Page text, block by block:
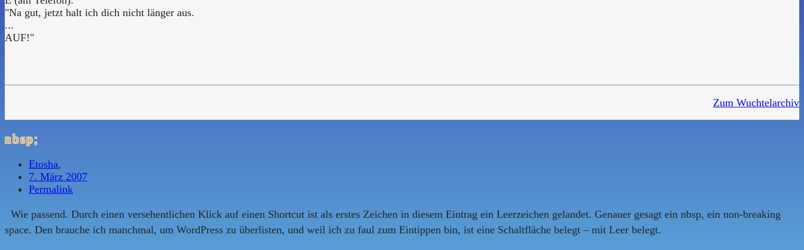
"Na gut, jetzt halt ich dich nicht länger aus.
...
AUF!"
Zum Wuchtelarchiv
nbsp;
Etosha,
7. März 2007
Permalink
Wie passend. Durch einen versehentlichen Klick auf einen Shortcut ist als erstes Zeichen in diesem Eintrag ein Leerzeichen gelandet. Genauer gesagt ein nbsp, ein non-breaking
space. Den brauche ich manchmal, um WordPress zu überlisten, und weil ich zu faul zum Eintippen bin, ist eine Schaltfläche belegt – mit Leer belegt.